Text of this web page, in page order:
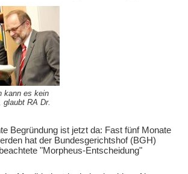
kann es kein
glaubt RA Dr.
Begründung ist jetzt da: Fast fünf Monate
hat der Bundesgerichtshof (BGH)
"Morpheus-Entscheidung"